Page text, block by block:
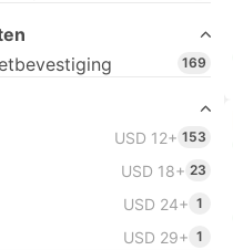
169
USD 12+ 153
USD 18+ 23
USD 24+ 1
USD 29+ 1